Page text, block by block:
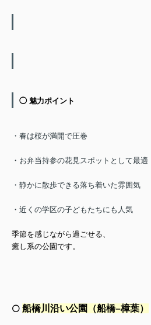
◯ 魅力ポイント
・春は桜が満開で圧巻
・お弁当持参の花見スポットとして最適
・静かに散歩できる落ち着いた雰囲気
・近くの学区の子どもたちにも人気
季節を感じながら過ごせる、
癒し系の公園です。
⚪️ 船橋川沿い公園（船橋–樟葉）